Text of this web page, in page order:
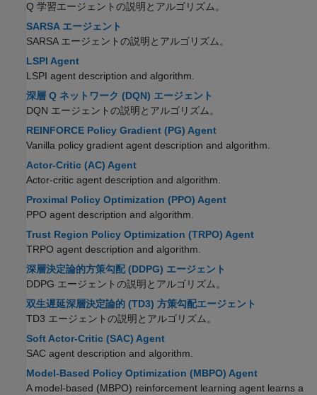
Q 学習エージェントの説明とアルゴリズム。
SARSA エージェント
SARSA エージェントの説明とアルゴリズム。
LSPI Agent
LSPI agent description and algorithm.
深層 Q ネットワーク (DQN) エージェント
DQN エージェントの説明とアルゴリズム。
REINFORCE Policy Gradient (PG) Agent
Vanilla policy gradient agent description and algorithm.
Actor-Critic (AC) Agent
Actor-critic agent description and algorithm.
Proximal Policy Optimization (PPO) Agent
PPO agent description and algorithm.
Trust Region Policy Optimization (TRPO) Agent
TRPO agent description and algorithm.
深層決定論的方策勾配 (DDPG) エージェント
DDPG エージェントの説明とアルゴリズム。
双生遅延深層決定論的 (TD3) 方策勾配エージェント
TD3 エージェントの説明とアルゴリズム。
Soft Actor-Critic (SAC) Agent
SAC agent description and algorithm.
Model-Based Policy Optimization (MBPO) Agent
A model-based (MBPO) reinforcement learning agent learns a